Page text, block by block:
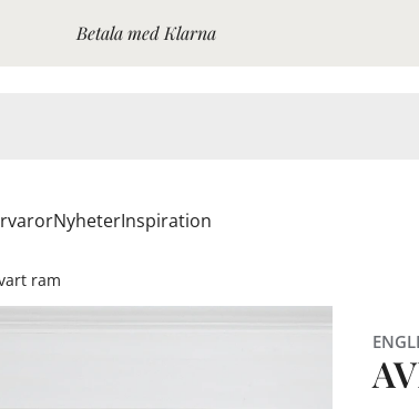
Betala med Klarna
NyheterInspiration
ram